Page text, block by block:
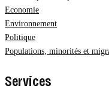
Economie
Environnement
Politique
Populations, minorités et
Services